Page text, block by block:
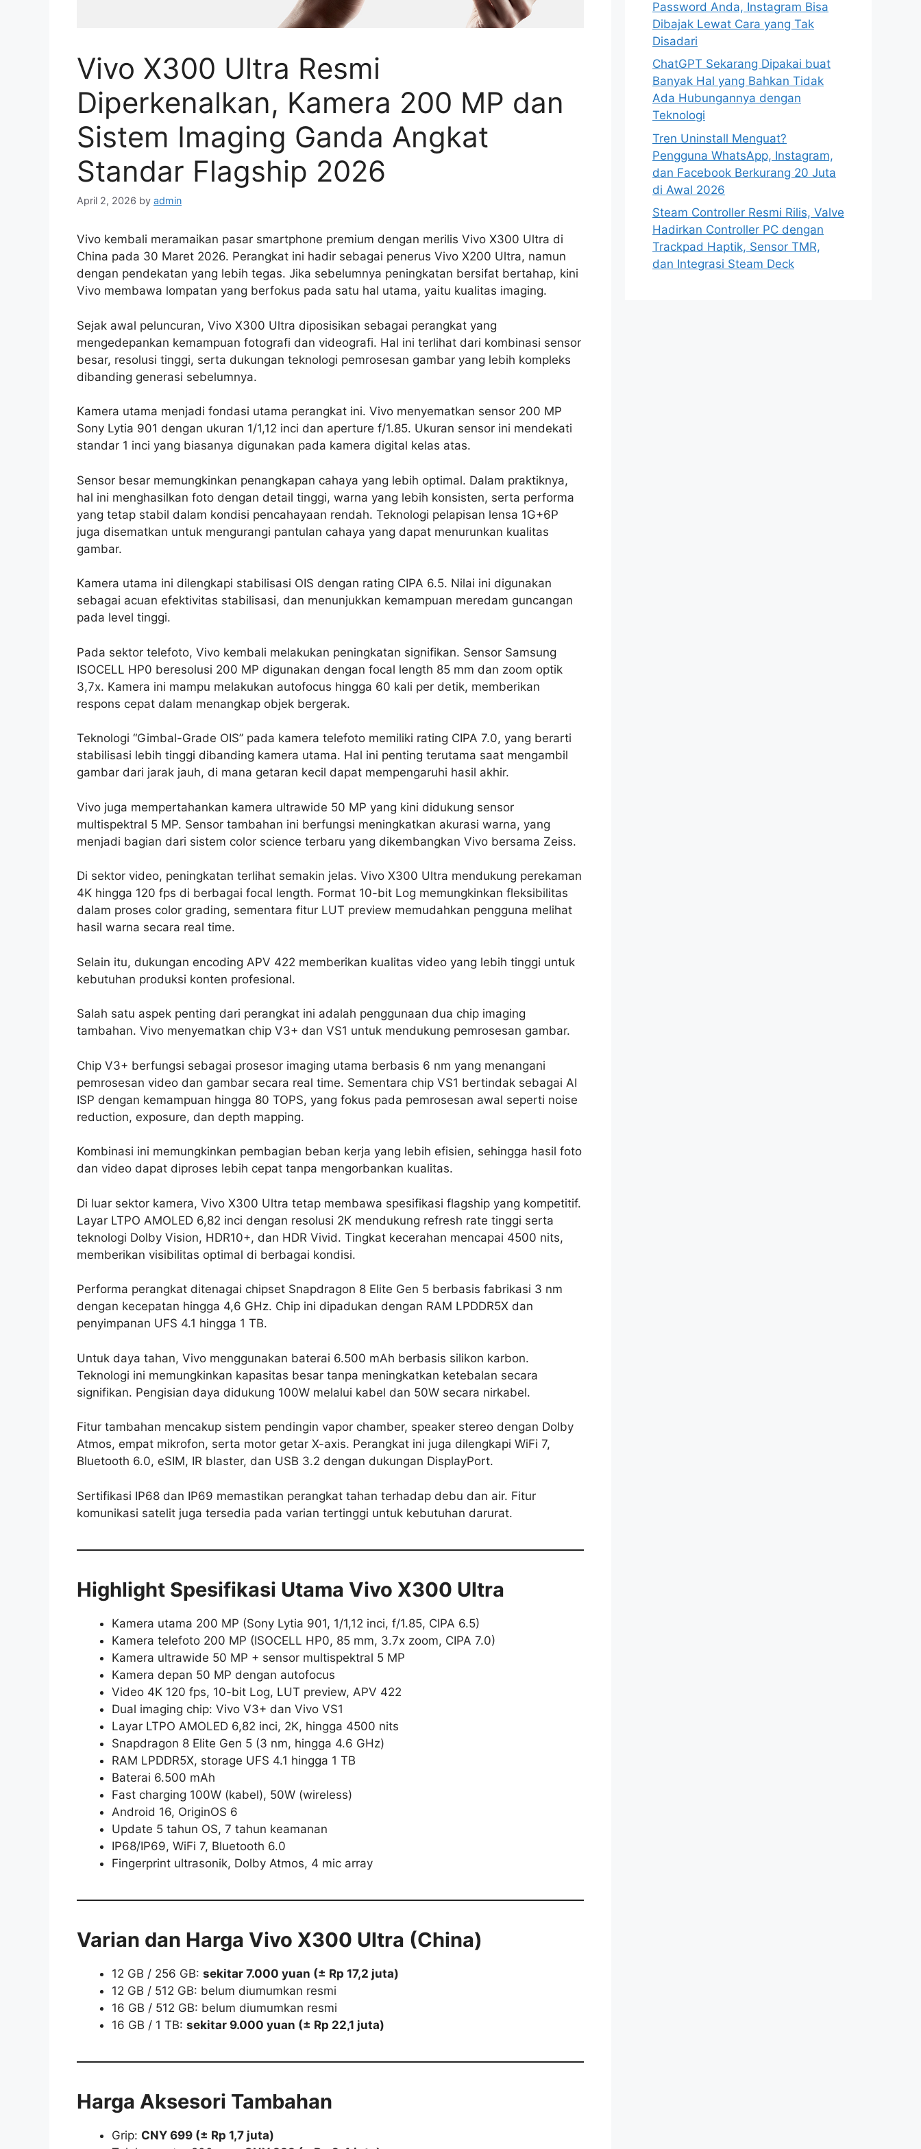
Vivo X300 Ultra Resmi
Diperkenalkan, Kamera 200 MP dan
Sistem Imaging Ganda Angkat
Standar Flagship 2026
April 2, 2026 by admin
Vivo kembali meramaikan pasar smartphone premium dengan merilis Vivo X300 Ultra di
China pada 30 Maret 2026. Perangkat ini hadir sebagai penerus Vivo X200 Ultra, namun
dengan pendekatan yang lebih tegas. Jika sebelumnya peningkatan bersifat bertahap, kini
Vivo membawa lompatan yang berfokus pada satu hal utama, yaitu kualitas imaging.
Sejak awal peluncuran, Vivo X300 Ultra diposisikan sebagai perangkat yang
mengedepankan kemampuan fotografi dan videografi. Hal ini terlihat dari kombinasi sensor
besar, resolusi tinggi, serta dukungan teknologi pemrosesan gambar yang lebih kompleks
dibanding generasi sebelumnya.
Kamera utama menjadi fondasi utama perangkat ini. Vivo menyematkan sensor 200 MP
Sony Lytia 901 dengan ukuran 1/1,12 inci dan aperture f/1.85. Ukuran sensor ini mendekati
standar 1 inci yang biasanya digunakan pada kamera digital kelas atas.
Sensor besar memungkinkan penangkapan cahaya yang lebih optimal. Dalam praktiknya,
hal ini menghasilkan foto dengan detail tinggi, warna yang lebih konsisten, serta performa
yang tetap stabil dalam kondisi pencahayaan rendah. Teknologi pelapisan lensa 1G+6P
juga disematkan untuk mengurangi pantulan cahaya yang dapat menurunkan kualitas
gambar.
Kamera utama ini dilengkapi stabilisasi OIS dengan rating CIPA 6.5. Nilai ini digunakan
sebagai acuan efektivitas stabilisasi, dan menunjukkan kemampuan meredam guncangan
pada level tinggi.
Pada sektor telefoto, Vivo kembali melakukan peningkatan signifikan. Sensor Samsung
ISOCELL HP0 beresolusi 200 MP digunakan dengan focal length 85 mm dan zoom optik
3,7x. Kamera ini mampu melakukan autofocus hingga 60 kali per detik, memberikan
respons cepat dalam menangkap objek bergerak.
Teknologi “Gimbal-Grade OIS” pada kamera telefoto memiliki rating CIPA 7.0, yang berarti
stabilisasi lebih tinggi dibanding kamera utama. Hal ini penting terutama saat mengambil
gambar dari jarak jauh, di mana getaran kecil dapat mempengaruhi hasil akhir.
Vivo juga mempertahankan kamera ultrawide 50 MP yang kini didukung sensor
multispektral 5 MP. Sensor tambahan ini berfungsi meningkatkan akurasi warna, yang
menjadi bagian dari sistem color science terbaru yang dikembangkan Vivo bersama Zeiss.
Di sektor video, peningkatan terlihat semakin jelas. Vivo X300 Ultra mendukung perekaman
4K hingga 120 fps di berbagai focal length. Format 10-bit Log memungkinkan fleksibilitas
dalam proses color grading, sementara fitur LUT preview memudahkan pengguna melihat
hasil warna secara real time.
Selain itu, dukungan encoding APV 422 memberikan kualitas video yang lebih tinggi untuk
kebutuhan produksi konten profesional.
Salah satu aspek penting dari perangkat ini adalah penggunaan dua chip imaging
tambahan. Vivo menyematkan chip V3+ dan VS1 untuk mendukung pemrosesan gambar.
Chip V3+ berfungsi sebagai prosesor imaging utama berbasis 6 nm yang menangani
pemrosesan video dan gambar secara real time. Sementara chip VS1 bertindak sebagai AI
ISP dengan kemampuan hingga 80 TOPS, yang fokus pada pemrosesan awal seperti noise
reduction, exposure, dan depth mapping.
Kombinasi ini memungkinkan pembagian beban kerja yang lebih efisien, sehingga hasil foto
dan video dapat diproses lebih cepat tanpa mengorbankan kualitas.
Di luar sektor kamera, Vivo X300 Ultra tetap membawa spesifikasi flagship yang kompetitif.
Layar LTPO AMOLED 6,82 inci dengan resolusi 2K mendukung refresh rate tinggi serta
teknologi Dolby Vision, HDR10+, dan HDR Vivid. Tingkat kecerahan mencapai 4500 nits,
memberikan visibilitas optimal di berbagai kondisi.
Performa perangkat ditenagai chipset Snapdragon 8 Elite Gen 5 berbasis fabrikasi 3 nm
dengan kecepatan hingga 4,6 GHz. Chip ini dipadukan dengan RAM LPDDR5X dan
penyimpanan UFS 4.1 hingga 1 TB.
Untuk daya tahan, Vivo menggunakan baterai 6.500 mAh berbasis silikon karbon.
Teknologi ini memungkinkan kapasitas besar tanpa meningkatkan ketebalan secara
signifikan. Pengisian daya didukung 100W melalui kabel dan 50W secara nirkabel.
Fitur tambahan mencakup sistem pendingin vapor chamber, speaker stereo dengan Dolby
Atmos, empat mikrofon, serta motor getar X-axis. Perangkat ini juga dilengkapi WiFi 7,
Bluetooth 6.0, eSIM, IR blaster, dan USB 3.2 dengan dukungan DisplayPort.
Sertifikasi IP68 dan IP69 memastikan perangkat tahan terhadap debu dan air. Fitur
komunikasi satelit juga tersedia pada varian tertinggi untuk kebutuhan darurat.
Highlight Spesifikasi Utama Vivo X300 Ultra
Kamera utama 200 MP (Sony Lytia 901, 1/1,12 inci, f/1.85, CIPA 6.5)
Kamera telefoto 200 MP (ISOCELL HP0, 85 mm, 3.7x zoom, CIPA 7.0)
Kamera ultrawide 50 MP + sensor multispektral 5 MP
Kamera depan 50 MP dengan autofocus
Video 4K 120 fps, 10-bit Log, LUT preview, APV 422
Dual imaging chip: Vivo V3+ dan Vivo VS1
Layar LTPO AMOLED 6,82 inci, 2K, hingga 4500 nits
Snapdragon 8 Elite Gen 5 (3 nm, hingga 4.6 GHz)
RAM LPDDR5X, storage UFS 4.1 hingga 1 TB
Baterai 6.500 mAh
Fast charging 100W (kabel), 50W (wireless)
Android 16, OriginOS 6
Update 5 tahun OS, 7 tahun keamanan
IP68/IP69, WiFi 7, Bluetooth 6.0
Fingerprint ultrasonik, Dolby Atmos, 4 mic array
Varian dan Harga Vivo X300 Ultra (China)
12 GB / 256 GB: sekitar 7.000 yuan (± Rp 17,2 juta)
12 GB / 512 GB: belum diumumkan resmi
16 GB / 512 GB: belum diumumkan resmi
16 GB / 1 TB: sekitar 9.000 yuan (± Rp 22,1 juta)
Harga Aksesori Tambahan
Grip: CNY 699 (± Rp 1,7 juta)
Password Anda, Instagram Bisa
Dibajak Lewat Cara yang Tak
Disadari
ChatGPT Sekarang Dipakai buat
Banyak Hal yang Bahkan Tidak
Ada Hubungannya dengan
Teknologi
Tren Uninstall Menguat?
Pengguna WhatsApp, Instagram,
dan Facebook Berkurang 20 Juta
di Awal 2026
Steam Controller Resmi Rilis, Valve
Hadirkan Controller PC dengan
Trackpad Haptik, Sensor TMR,
dan Integrasi Steam Deck